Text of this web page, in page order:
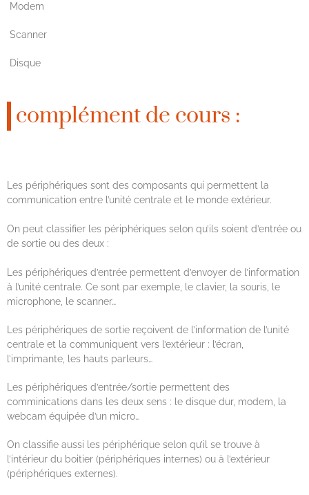
Modem
Scanner
Disque
complément de cours :
Les périphériques sont des composants qui permettent la
communication entre l’unité centrale et le monde extérieur.
On peut classifier les périphériques selon qu’ils soient d’entrée ou
de sortie ou des deux :
Les périphériques d’entrée permettent d’envoyer de l’information
à l’unité centrale. Ce sont par exemple, le clavier, la souris, le
microphone, le scanner…
Les périphériques de sortie reçoivent de l’information de l’unité
centrale et la communiquent vers l’extérieur : l’écran,
l’imprimante, les hauts parleurs…
Les périphériques d’entrée/sortie permettent des
comminications dans les deux sens : le disque dur, modem, la
webcam équipée d’un micro…
On classifie aussi les périphérique selon qu’il se trouve à
l’intérieur du boitier (périphériques internes) ou à l’extérieur
(périphériques externes).